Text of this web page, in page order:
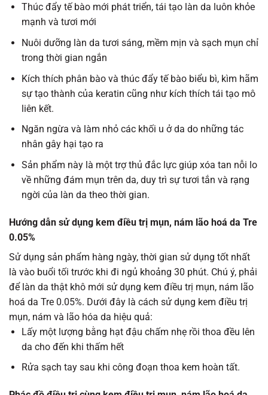
Thúc đẩy tế bào mới phát triển, tái tạo làn da luôn khỏe
mạnh và tươi mới
Nuôi dưỡng làn da tươi sáng, mềm mịn và sạch mụn chỉ
trong thời gian ngắn
Kích thích phân bào và thúc đẩy tế bào biểu bì, kìm hãm
sự tạo thành của keratin cũng như kích thích tái tạo mô
liên kết.
Ngăn ngừa và làm nhỏ các khối u ở da do những tác
nhân gây hại tạo ra
Sản phẩm này là một trợ thủ đắc lực giúp xóa tan nỗi lo
về những đám mụn trên da, duy trì sự tươi tắn và rạng
ngời của làn da theo thời gian.
Hướng dẫn sử dụng kem điều trị mụn, nám lão hoá da Tre
0.05%
Sử dụng sản phẩm hàng ngày, thời gian sử dụng tốt nhất
là vào buổi tối trước khi đi ngủ khoảng 30 phút. Chú ý, phải
để làn da thật khô mới sử dụng kem điều trị mụn, nám lão
hoá da Tre 0.05%. Dưới đây là cách sử dụng kem điều trị
mụn, nám và lão hóa da hiệu quả:
Lấy một lượng bằng hạt đậu chấm nhẹ rồi thoa đều lên
da cho đến khi thấm hết
Rửa sạch tay sau khi công đoạn thoa kem hoàn tất.